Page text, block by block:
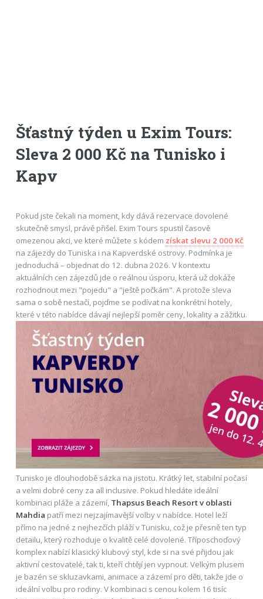
Šťastný týden u Exim Tours:
Sleva 2 000 Kč na Tunisko i
Kapv
Pokud jste čekali na moment, kdy dává rezervace dovolené
skutečně smysl, právě přišel. Exim Tours spustil časově
omezenou akci, ve které můžete s kódem získat slevu 2 000 Kč
na zájezdy do Tuniska i na Kapverdské ostrovy. Podmínka je
jednoduchá – objednat do 12. dubna 2026. V kontextu
aktuálních cen zájezdů jde o reálnou úsporu, která už dokáže
rozhodnout mezi "pojedu" a "ještě počkám". A protože sleva
sama o sobě nestačí, pojďme se podívat na konkrétní hotely,
které v této nabídce dávají nejlepší poměr ceny, lokality a zážitku.
Tunisko je dlouhodobě sázka na jistotu. Krátký let, stabilní počasí
a velmi dobré ceny za all inclusive. Pokud hledáte ideální
kombinaci pláže a zázemí, Thapsus Beach Resort v oblasti
Mahdia patří mezi nejzajímavější volby v nabídce. Hotel leží
přímo na jedné z nejhezčích pláží v Tunisku, což je přesně ten typ
detailu, který rozhoduje o kvalitě celé dovolené. Tříposchoďový
komplex nabízí klasický klubový styl, kde si na své přijdou jak
aktivní cestovatelé, tak ti, kteří chtějí jen vypnout. Velkým plusem
je bazén se skluzavkami, animace a zázemí pro děti, takže jde o
ideální volbu pro rodiny. V kombinaci s cenou kolem 16 tisíc